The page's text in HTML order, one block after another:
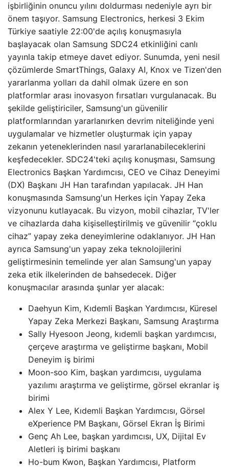
işbirliğinin onuncu yılını doldurması nedeniyle ayrı bir
önem taşıyor. Samsung Electronics, herkesi 3 Ekim
Türkiye saatiyle 22:00'de açılış konuşmasıyla
başlayacak olan Samsung SDC24 etkinliğini canlı
yayınla takip etmeye davet ediyor. Sunumda, yeni nesil
çözümlerde SmartThings, Galaxy AI, Knox ve Tizen'den
yararlanma yolları da dahil olmak üzere en son
platformlar arası inovasyon fırsatları vurgulanacak. Bu
şekilde geliştiriciler, Samsung'un güvenilir
platformlarından yararlanırken devrim niteliğinde yeni
uygulamalar ve hizmetler oluşturmak için yapay
zekanın yeteneklerinden nasıl yararlanabileceklerini
keşfedecekler. SDC24'teki açılış konuşması, Samsung
Electronics Başkan Yardımcısı, CEO ve Cihaz Deneyimi
(DX) Başkanı JH Han tarafından yapılacak. JH Han
konuşmasında Samsung'un Herkes için Yapay Zeka
vizyonunu kutlayacak. Bu vizyon, mobil cihazlar, TV'ler
ve cihazlarda daha kişiselleştirilmiş ve güvenilir “çoklu
cihaz” yapay zeka deneyimlerine odaklanıyor. JH Han
ayrıca Samsung'un yapay zeka teknolojilerini
geliştirmesinin temelinde yer alan Samsung'un yapay
zeka etik ilkelerinden de bahsedecek. Diğer
konuşmacılar arasında şunlar yer alacak:
Daehyun Kim, Kıdemli Başkan Yardımcısı, Küresel
Yapay Zeka Merkezi Başkanı, Samsung Araştırma
Sally Hyesoon Jeong, kıdemli başkan yardımcısı,
çerçeve araştırma ve geliştirme başkanı, Mobil
Deneyim iş birimi
Moon-soo Kim, başkan yardımcısı, uygulama
yazılımı araştırma ve geliştirme, görsel ekranlar iş
birimi
Alex Y Lee, Kıdemli Başkan Yardımcısı, Görsel
eXperience PM Başkanı, Görsel Ekran İş Birimi
Genç Ah Lee, başkan yardımcısı, UX, Dijital Ev
Aletleri iş birimi başkanı
Ho-bum Kwon, Başkan Yardımcısı, Platform